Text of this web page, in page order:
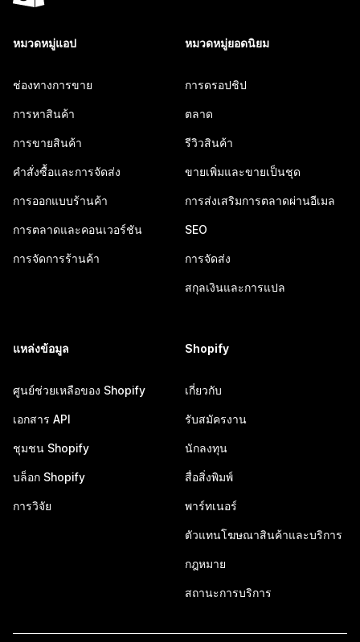
หมวดหมู่แอป
ช่องทางการขาย
การหาสินค้า
การขายสินค้า
คำสั่งซื้อและการจัดส่ง
การออกแบบร้านค้า
การตลาดและคอนเวอร์ชัน
การจัดการร้านค้า
หมวดหมู่ยอดนิยม
การดรอปชิป
ตลาด
รีวิวสินค้า
ขายเพิ่มและขายเป็นชุด
การส่งเสริมการตลาดผ่านอีเมล
SEO
การจัดส่ง
สกุลเงินและการแปล
แหล่งข้อมูล
ศูนย์ช่วยเหลือของ Shopify
เอกสาร API
ชุมชน Shopify
บล็อก Shopify
การวิจัย
Shopify
เกี่ยวกับ
รับสมัครงาน
นักลงทุน
สื่อสิ่งพิมพ์
พาร์ทเนอร์
ตัวแทนโฆษณาสินค้าและบริการ
กฎหมาย
สถานะการบริการ